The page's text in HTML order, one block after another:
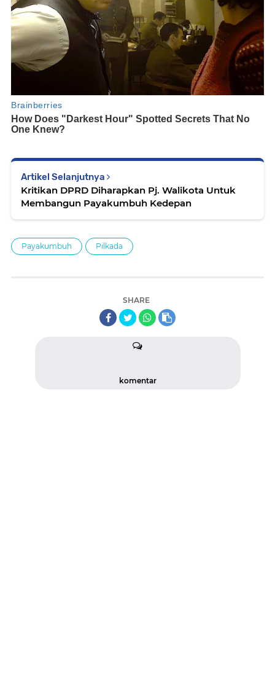
Artikel Selanjutnya
Kritikan DPRD Diharapkan Pj. Walikota Untuk
Membangun Payakumbuh Kedepan
Payakumbuh Pilkada
SHARE
komentar